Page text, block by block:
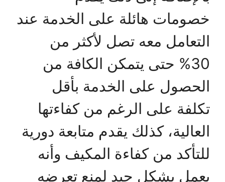
خصومات هائلة على الخدمة عند
التعامل معه تصل لأكثر من
30% حتى يتمكن الكافة من
الحصول على الخدمة بأقل
تكلفة على الرغم من كفاءتها
العالية، كذلك يقدم متابعة دورية
للتأكد من كفاءة المكيف وأنه
يعمل بشكل جيد لمنع تعرضه